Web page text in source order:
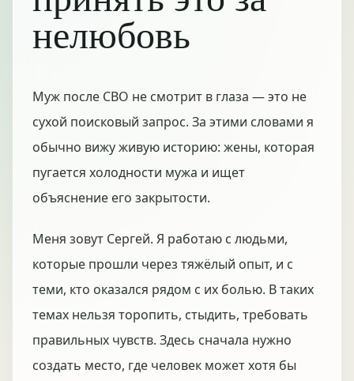
нелюбовь
Муж после СВО не смотрит в глаза — это не
сухой поисковый запрос. За этими словами я
обычно вижу живую историю: жены, которая
пугается холодности мужа и ищет
объяснение его закрытости.
Меня зовут Сергей. Я работаю с людьми,
которые прошли через тяжёлый опыт, и с
теми, кто оказался рядом с их болью. В таких
темах нельзя торопить, стыдить, требовать
правильных чувств. Здесь сначала нужно
создать место, где человек может хотя бы